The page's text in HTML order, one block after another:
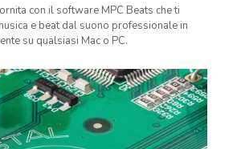
con il software MPC Beats che ti
e beat dal suono professionale in
su qualsiasi Mac o PC.